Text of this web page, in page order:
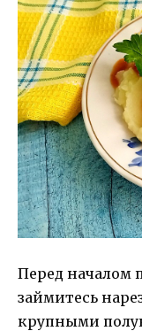
Перед началом
займитесь
крупными